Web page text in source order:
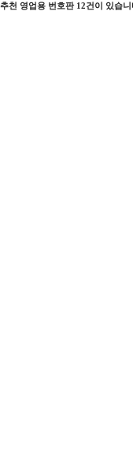
추천 영업용 번호판 12건이 있습니